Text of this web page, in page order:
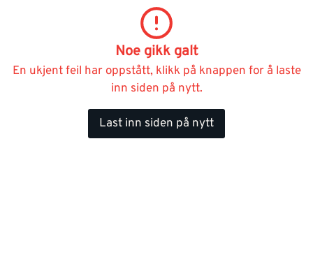
Noe gikk galt
En ukjent feil har oppstått, klikk på knappen for å laste
inn siden på nytt.
Last inn siden på nytt